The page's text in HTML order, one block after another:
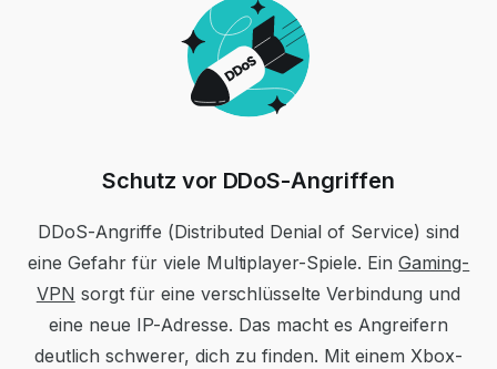
Schutz vor DDoS-Angriffen
DDoS-Angriffe (Distributed Denial of Service) sind
eine Gefahr für viele Multiplayer-Spiele. EinGaming-
VPN sorgt für eine verschlüsselte Verbindung und
eine neue IP-Adresse. Das macht es Angreifern
deutlich schwerer, dich zu finden. Mit einem Xbox-